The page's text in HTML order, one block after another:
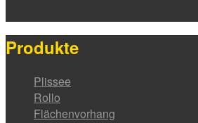
Produkte
Plissee
Rollo
Flächenvorhang